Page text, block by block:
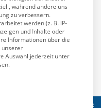
während andere uns
zu verbessern.
werden (z. B. IP-
und Inhalte oder
Informationen über die
unserer
Auswahl jederzeit unter
für die eine